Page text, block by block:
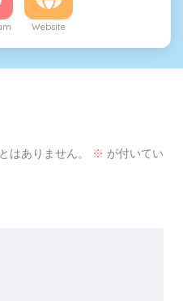
Website
はありません。 ※ が付いてい